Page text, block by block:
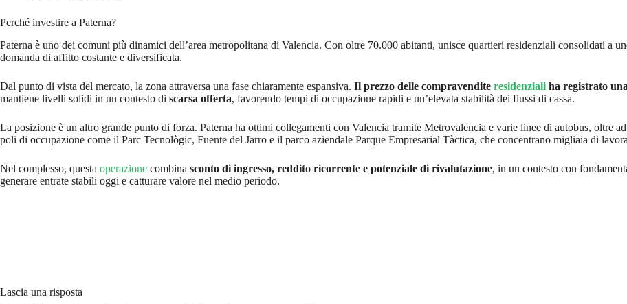
Perché investire a Paterna?
Paterna è uno dei comuni più dinamici dell’area metropolitana di Valencia. Con oltre 70.000 abitanti, unisce quartieri residenziali consolidati a
domanda di affitto costante e diversificata.
Dal punto di vista del mercato, la zona attraversa una fase chiaramente espansiva. Il prezzo delle compravendite residenziali ha registrato
mantiene livelli solidi in un contesto di scarsa offerta, favorendo tempi di occupazione rapidi e un’elevata stabilità dei flussi di cassa.
La posizione è un altro grande punto di forza. Paterna ha ottimi collegamenti con Valencia tramite Metrovalencia e varie linee di autobus, oltre
poli di occupazione come il Parc Tecnològic, Fuente del Jarro e il parco aziendale Parque Empresarial Tàctica, che concentrano migliaia di
Nel complesso, questa operazione combina sconto di ingresso, reddito ricorrente e potenziale di rivalutazione, in un contesto con
generare entrate stabili oggi e catturare valore nel medio periodo.
Lascia una risposta